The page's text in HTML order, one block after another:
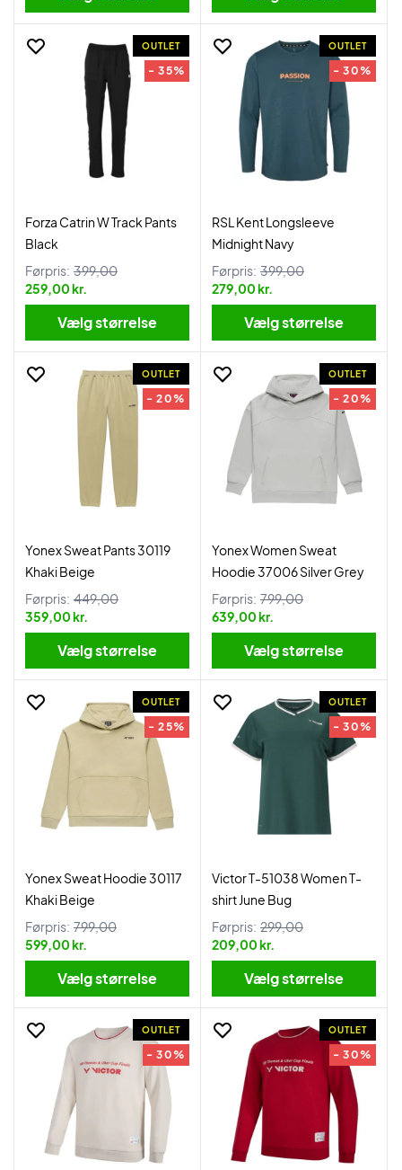
OUTLET
- 35%
Forza Catrin W Track Pants
Black
Førpris: 399,00
259,00 kr.
Vælg størrelse
OUTLET
- 30%
RSL Kent Longsleeve
Midnight Navy
Førpris: 399,00
279,00 kr.
Vælg størrelse
OUTLET
- 20%
Yonex Sweat Pants 30119
Khaki Beige
Førpris: 449,00
359,00 kr.
Vælg størrelse
OUTLET
- 20%
Yonex Women Sweat
Hoodie 37006 Silver Grey
Førpris: 799,00
639,00 kr.
Vælg størrelse
OUTLET
- 25%
Yonex Sweat Hoodie 30117
Khaki Beige
Førpris: 799,00
599,00 kr.
Vælg størrelse
OUTLET
- 30%
Victor T-51038 Women T-
shirt June Bug
Førpris: 299,00
209,00 kr.
Vælg størrelse
OUTLET
- 30%
OUTLET
- 30%